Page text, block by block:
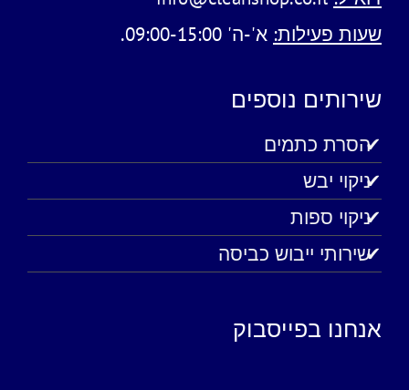
שעות פעילות: א'-ה' 09:00-15:00.
שירותים נוספים
הסרת כתמים
ניקוי יבש
ניקוי ספות
שירותי ייבוש כביסה
אנחנו בפייסבוק